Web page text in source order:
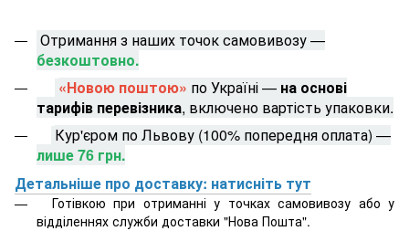
Отримання з наших точок самовивозу —
безкоштовно.
«Новою поштою» по Україні — на основі
тарифів перевізника, включено вартість упаковки.
Кур'єром по Львову (100% попередня оплата) —
лише 76 грн.
Детальніше про доставку: натисніть тут
Готівкою при отриманні у точках самовивозу або у
відділеннях служби доставки "Нова Пошта".